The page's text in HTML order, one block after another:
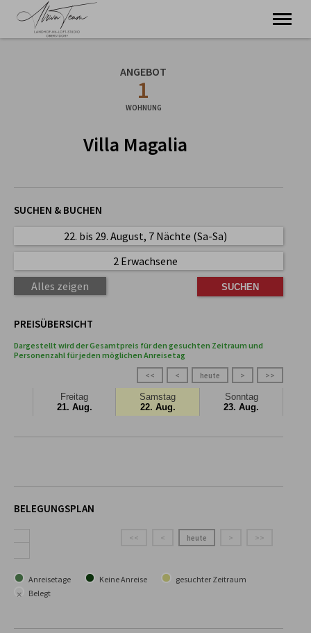
Ferienwohnungen - Kino - Tierheilpraxis und mehr
Villa Magalia
ANGEBOT
1
WOHNUNG
SUCHEN & BUCHEN
22. bis 29. August, 7 Nächte (Sa-Sa)
2 Erwachsene
Alles zeigen
PREISÜBERSICHT
Dargestellt wird der Gesamtpreis für den gesuchten Zeitraum und
Personenzahl für jeden möglichen Anreisetag
>>
>
heute
<
<<
Freitag
21. Aug.
Samstag
22. Aug.
Sonntag
23. Aug.
BELEGUNGSPLAN
<< < heute > >>
Anreisetage Keine Anreise gesuchter Zeitraum
× Belegt